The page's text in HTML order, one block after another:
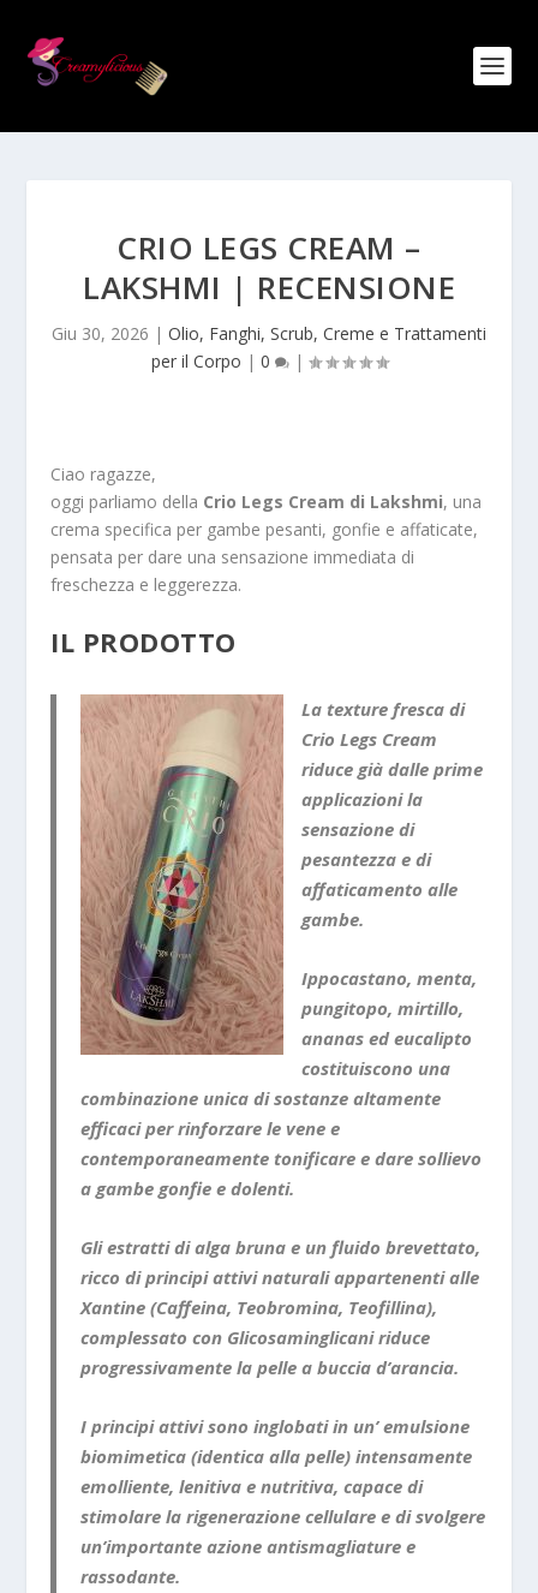
CRIO LEGS CREAM –
LAKSHMI | RECENSIONE
Giu 30, 2026 | Olio, Fanghi, Scrub, Creme e Trattamenti
per il Corpo | 0 |
Ciao ragazze,
oggi parliamo della Crio Legs Cream di Lakshmi, una
crema specifica per gambe pesanti, gonfie e affaticate,
pensata per dare una sensazione immediata di
freschezza e leggerezza.
IL PRODOTTO
La texture fresca di
Crio Legs Cream
riduce già dalle prime
applicazioni la
sensazione di
pesantezza e di
affaticamento alle
gambe.
Ippocastano, menta,
pungitopo, mirtillo,
ananas ed eucalipto
costituiscono una
combinazione unica di sostanze altamente
efficaci per rinforzare le vene e
contemporaneamente tonificare e dare sollievo
a gambe gonfie e dolenti.
Gli estratti di alga bruna e un fluido brevettato,
ricco di principi attivi naturali appartenenti alle
Xantine (Caffeina, Teobromina, Teofillina),
complessato con Glicosaminglicani riduce
progressivamente la pelle a buccia d’arancia.
I principi attivi sono inglobati in un’ emulsione
biomimetica (identica alla pelle) intensamente
emolliente, lenitiva e nutritiva, capace di
stimolare la rigenerazione cellulare e di svolgere
un’importante azione antismagliature e
rassodante.